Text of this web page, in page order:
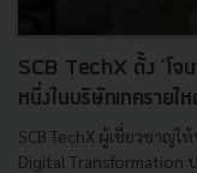
SCB TechX ตั้ง 'โจน
หนึ่งในบริษัทเทครายใ
SCB TechX ผู้เชี่ยวชาญ
Digital Transformation